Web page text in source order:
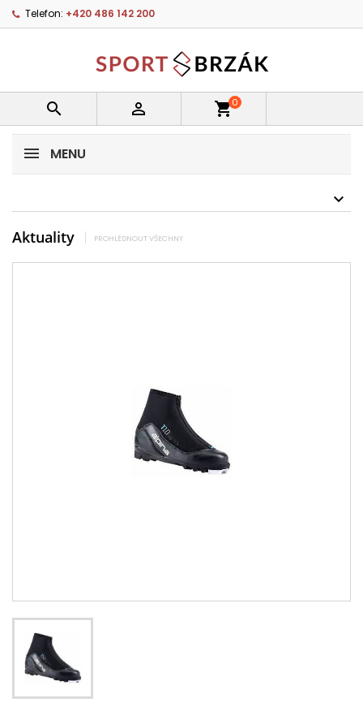
Telefon: +420 486 142 200
  shopping_cart0
MENU
Aktuality PROHLÉDNOUT VŠECHNY